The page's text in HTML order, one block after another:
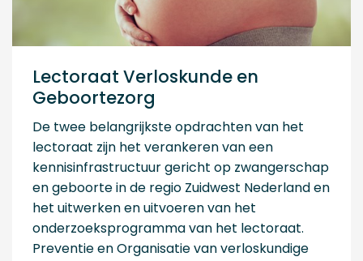
Lectoraat Verloskunde en
Geboortezorg
De twee belangrijkste opdrachten van het
lectoraat zijn het verankeren van een
kennisinfrastructuur gericht op zwangerschap
en geboorte in de regio Zuidwest Nederland en
het uitwerken en uitvoeren van het
onderzoeksprogramma van het lectoraat.
Preventie en Organisatie van verloskundige